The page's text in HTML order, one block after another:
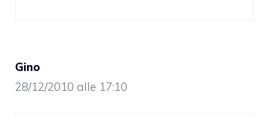
Gino
28/12/2010 alle 17:10